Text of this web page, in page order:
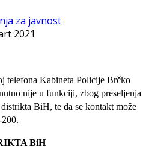
za javnost
2021
telefona Kabineta Policije Brčko
nije u funkciji, zbog preseljenja
BiH, te da se kontakt može
BiH